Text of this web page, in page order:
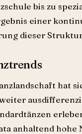
bis zu
einer
dieser
hat
anhaltend hohe